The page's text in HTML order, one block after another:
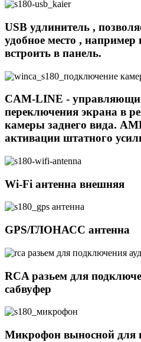
USB удлинитель ,
удобное место , например
встроить в панель.
CAM-LINE -
переключения экрана в
камеры заднего вида.
активации штатного
Wi-Fi антенна внешняя
GPS/ГЛОНАСС антенна
RCA разьем для
сабвуфер
Микрофон выносной для